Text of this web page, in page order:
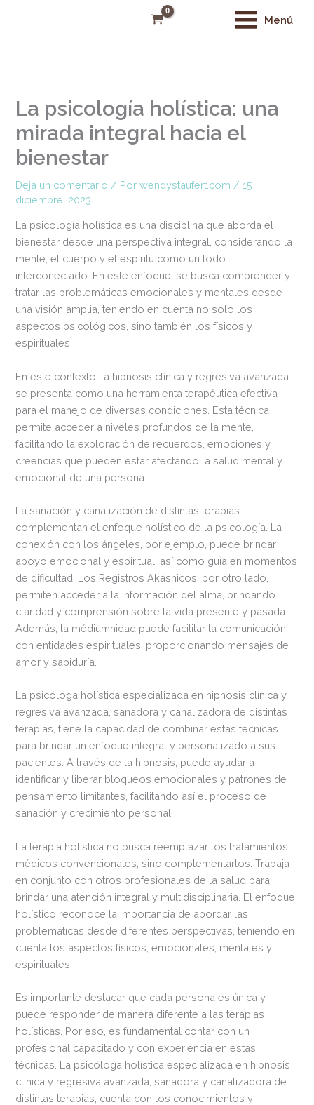
MainMenú
La psicología holística: una
mirada integral hacia el
bienestar
Deja un comentario / Porwendystaufert.com /15
diciembre, 2023
La psicología holística es una disciplina que aborda el
bienestar desde una perspectiva integral, considerando la
mente, el cuerpo y el espíritu como un todo
interconectado. En este enfoque, se busca comprender y
tratar las problemáticas emocionales y mentales desde
una visión amplia, teniendo en cuenta no solo los
aspectos psicológicos, sino también los físicos y
espirituales.
En este contexto, la hipnosis clínica y regresiva avanzada
se presenta como una herramienta terapéutica efectiva
para el manejo de diversas condiciones. Esta técnica
permite acceder a niveles profundos de la mente,
facilitando la exploración de recuerdos, emociones y
creencias que pueden estar afectando la salud mental y
emocional de una persona.
La sanación y canalización de distintas terapias
complementan el enfoque holístico de la psicología. La
conexión con los ángeles, por ejemplo, puede brindar
apoyo emocional y espiritual, así como guía en momentos
de dificultad. Los Registros Akáshicos, por otro lado,
permiten acceder a la información del alma, brindando
claridad y comprensión sobre la vida presente y pasada.
Además, la médiumnidad puede facilitar la comunicación
con entidades espirituales, proporcionando mensajes de
amor y sabiduría.
La psicóloga holística especializada en hipnosis clínica y
regresiva avanzada, sanadora y canalizadora de distintas
terapias, tiene la capacidad de combinar estas técnicas
para brindar un enfoque integral y personalizado a sus
pacientes. A través de la hipnosis, puede ayudar a
identificar y liberar bloqueos emocionales y patrones de
pensamiento limitantes, facilitando así el proceso de
sanación y crecimiento personal.
La terapia holística no busca reemplazar los tratamientos
médicos convencionales, sino complementarlos. Trabaja
en conjunto con otros profesionales de la salud para
brindar una atención integral y multidisciplinaria. El enfoque
holístico reconoce la importancia de abordar las
problemáticas desde diferentes perspectivas, teniendo en
cuenta los aspectos físicos, emocionales, mentales y
espirituales.
Es importante destacar que cada persona es única y
puede responder de manera diferente a las terapias
holísticas. Por eso, es fundamental contar con un
profesional capacitado y con experiencia en estas
técnicas. La psicóloga holística especializada en hipnosis
clínica y regresiva avanzada, sanadora y canalizadora de
distintas terapias, cuenta con los conocimientos y